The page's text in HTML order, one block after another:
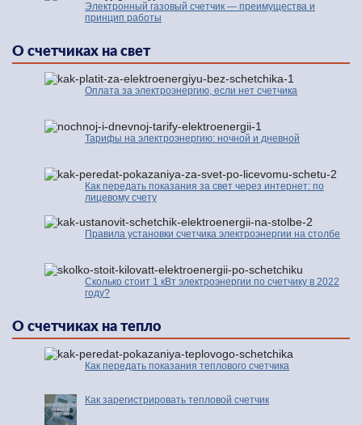
Электронный газовый счетчик — преимущества и
принцип работы
О счетчиках на свет
Оплата за электроэнергию, если нет счетчика
Тарифы на электроэнергию: ночной и дневной
Как передать показания за свет через интернет: по
лицевому счету
Правила установки счетчика электроэнергии на столбе
Сколько стоит 1 кВт электроэнергии по счетчику в 2022
году?
О счетчиках на тепло
Как передать показания теплового счетчика
Как зарегистрировать тепловой счетчик